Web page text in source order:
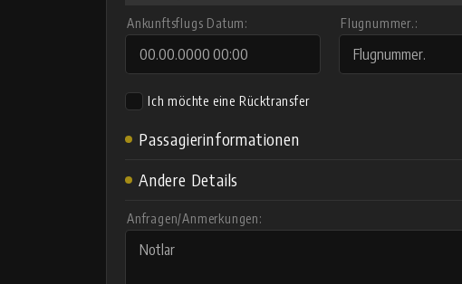
Ankunftsflugs Datum: Flugnummer.:
Ich möchte eine Rücktransfer
Passagierinformationen
Andere Details
Anfragen/Anmerkungen: